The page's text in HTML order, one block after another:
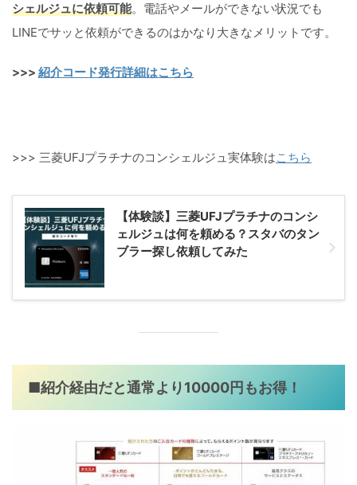
シェルジュに依頼可能。電話やメールができない状況でも
LINEでサッと依頼ができるのはかなり大きなメリットです。
>>> 紹介コード発行詳細はこちら
>>> 三菱UFJプラチナのコンシェルジュ実体験はこちら
【体験談】三菱UFJプラチナのコンシ
ェルジュは何を頼める？スタバのタン
ブラー探し依頼してみた
■紹介経由だと通常より10000円もお得！